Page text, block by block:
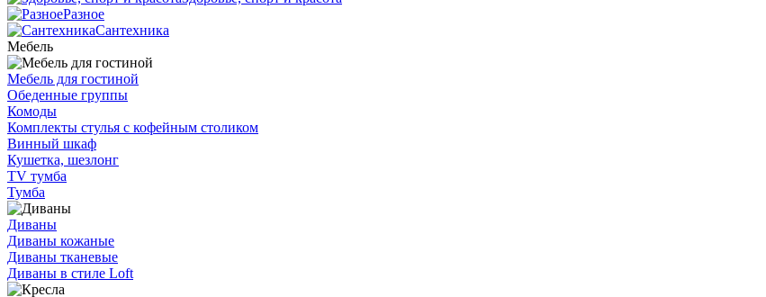
Разное
Сантехника
Мебель
Мебель для гостиной
Обеденные группы
Комоды
Комплекты стулья с кофейным столиком
Винный шкаф
Кушетка, шезлонг
TV тумба
Тумба
Диваны
Диваны кожаные
Диваны тканевые
Диваны в стиле Loft